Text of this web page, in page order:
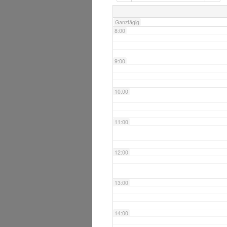
Ganztägig
8:00
9:00
10:00
11:00
12:00
13:00
14:00